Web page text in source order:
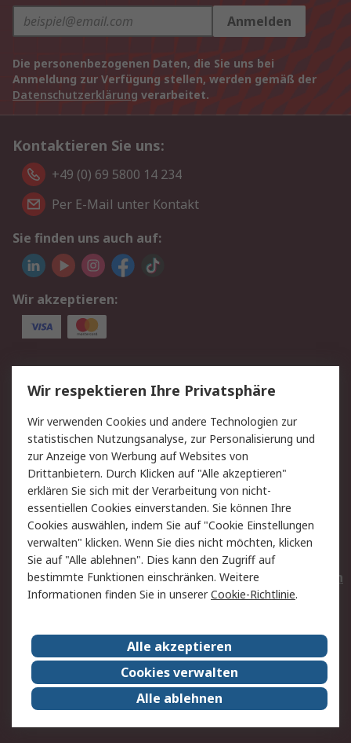
Anmelden
Die personenbezogenen Daten, die Sie uns bei
Anmeldung zur Verfügung stellen, werden gemäß der
Datenschutzerklärung verarbeitet.
Kontaktieren Sie uns:
+49 (0) 69 5800 14 234
Per E-Mail unter Kontakt
Sie finden uns auch auf:
Wir akzeptieren:
Service
Value Added Services
Lieferlösungen
Rücksendungen
Kontakt
Hilfe
Privatkunden
Rechtliches
AGB
Datenschutz
Cookie-Richtlinie
Zahlungsbedingungen
Copyright/Impressum
Entsorgung
Elektrogeräte/Batterien
RS weltweit
Karriere bei RS
Nachhaltigkeit
Qualität/Umwelt/ZertifikatePresse-Center
Event-Center
Wir respektieren Ihre Privatsphäre
Wir verwenden Cookies und andere Technologien zur
statistischen Nutzungsanalyse, zur Personalisierung und
zur Anzeige von Werbung auf Websites von
Drittanbietern. Durch Klicken auf "Alle akzeptieren"
erklären Sie sich mit der Verarbeitung von nicht-
essentiellen Cookies einverstanden. Sie können Ihre
Cookies auswählen, indem Sie auf "Cookie Einstellungen
verwalten" klicken. Wenn Sie dies nicht möchten, klicken
Sie auf "Alle ablehnen". Dies kann den Zugriff auf
bestimmte Funktionen einschränken. Weitere
Informationen finden Sie in unsererCookie-Richtlinie.
Alle akzeptieren
Cookies verwalten
Alle ablehnen